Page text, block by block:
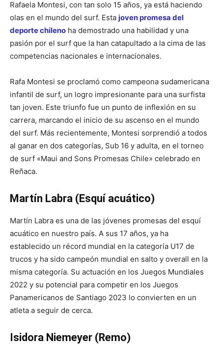
Rafaela Montesi, con tan solo 15 años, ya está haciendo
olas en el mundo del surf. Esta joven promesa del
deporte chileno ha demostrado una habilidad y una
pasión por el surf que la han catapultado a la cima de las
competencias nacionales e internacionales.
Rafa Montesi se proclamó como campeona sudamericana
infantil de surf, un logro impresionante para una surfista
tan joven. Este triunfo fue un punto de inflexión en su
carrera, marcando el inicio de su ascenso en el mundo
del surf. Más recientemente, Montesi sorprendió a todos
al ganar en dos categorías, Sub 16 y adulta, en el torneo
de surf «Maui and Sons Promesas Chile» celebrado en
Reñaca.
Martín Labra (Esquí acuático)
Martín Labra es una de las jóvenes promesas del esquí
acuático en nuestro país. A sus 17 años, ya ha
establecido un récord mundial en la categoría U17 de
trucos y ha sido campeón mundial en salto y overall en la
misma categoría. Su actuación en los Juegos Mundiales
2022 y su potencial para competir en los Juegos
Panamericanos de Santiago 2023 lo convierten en un
atleta a seguir de cerca.
Isidora Niemeyer (Remo)